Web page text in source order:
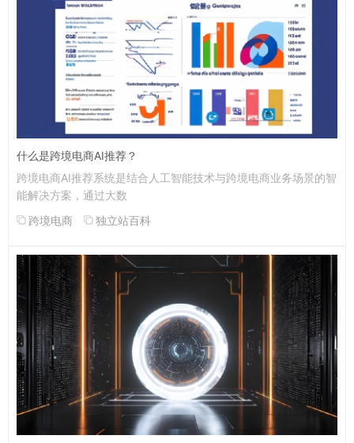
什么是跨境电商AI推荐？
跨境电商AI推荐系统是结合人工智能技术与跨境电商业务场景的智
能解决方案，通过大数
跨境电商
独立站百科